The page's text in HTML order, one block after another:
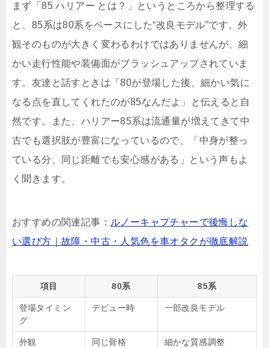
まず「85 ハリアー とは？」というところから整理する
と、85系は80系をベースにした“改良モデル”です。外
観そのものが大きく変わるわけではありませんが、細
かい走行性能や装備面がブラッシュアップされていま
す。友達と話すときは「80が登場した後、細かい気に
なる点を直してくれたのが85なんだよ」と伝えると自
然です。また、ハリアー85系は流通量が増えてきて中
古でも選択肢が豊富になっているので、「中身が整っ
ている分、同じ距離でも安心感がある」という声もよ
く聞きます。
おすすめの関連記事： ルノーキャプチャーで後悔しな
い選び方｜故障・中古・人気色を車オタクが徹底解説
項目 80系 85系
登場タイミン
グ
デビュー時 一部改良モデル
外観 同じ骨格 細かな質感調整